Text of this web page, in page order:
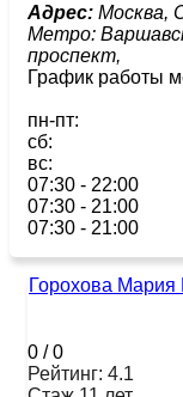
Адрес: Москва,
Метро:
проспект,
График работы
пн-пт:
сб:
вс:
07:30 - 22:00
07:30 - 21:00
07:30 - 21:00
Горохова Мария
0 /0
Рейтинг: 4.1